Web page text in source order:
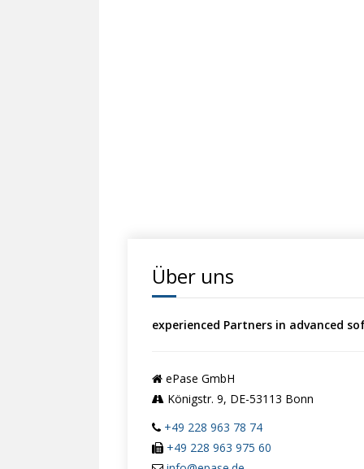
Über uns
experienced Partners in advanced
ePase GmbH
Königstr. 9, DE-53113 Bonn
+49 228 963 78 74
+49 228 963 975 60